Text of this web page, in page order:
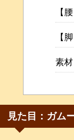
【
【
素
見た目：ガム